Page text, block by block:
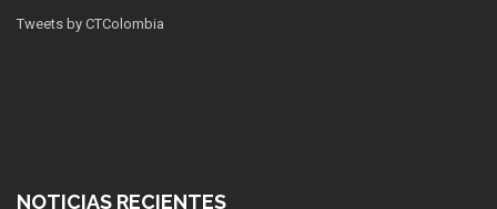
Tweets by CTColombia
NOTICIAS RECIENTES